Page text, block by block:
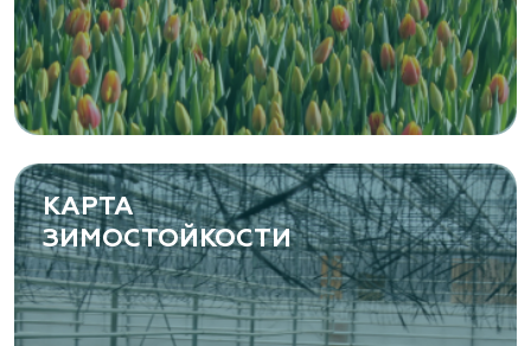
растений
Самарская область, с. Подстепки, ул.
Фермерская 14 А
(8482) 650 010
www.yoly-paly.ru
«ВЕНЕВ» питомник растений
Тульская область, Венёвский р-н, село
Борщевое, улица Лесная, д. 13
КАРТА
ЗИМОСТОЙКОСТИ